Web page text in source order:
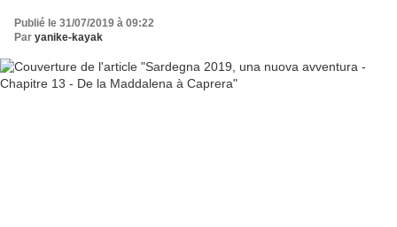
Publié le 31/07/2019 à 09:22
Par yanike-kayak